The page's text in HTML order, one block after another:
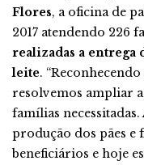
Flores, a oficina de
2017 atendendo 226
realizadas a
leite.
resolvemos ampliar
famílias
produção dos pães e
beneficiários e hoje